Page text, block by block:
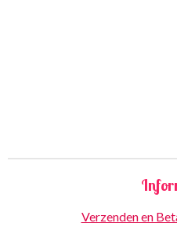
Verzenden en